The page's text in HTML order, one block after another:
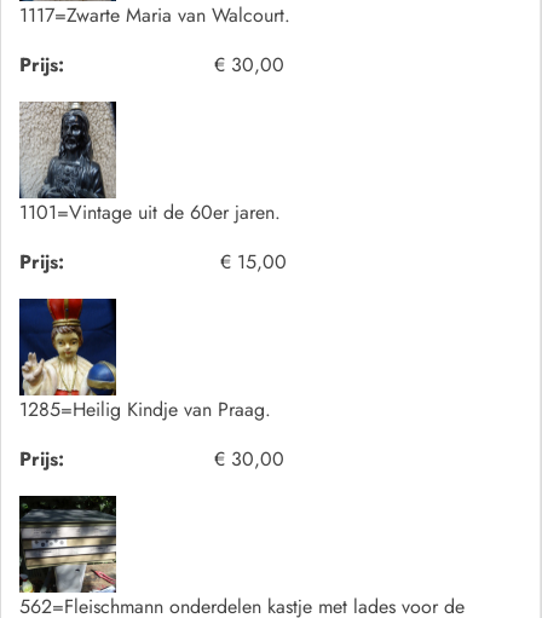
1117=Zwarte Maria van Walcourt.
Prijs:
€ 30,00
1101=Vintage uit de 60er jaren.
Prijs:
€ 15,00
1285=Heilig Kindje van Praag.
Prijs:
€ 30,00
562=Fleischmann onderdelen kastje met lades voor de